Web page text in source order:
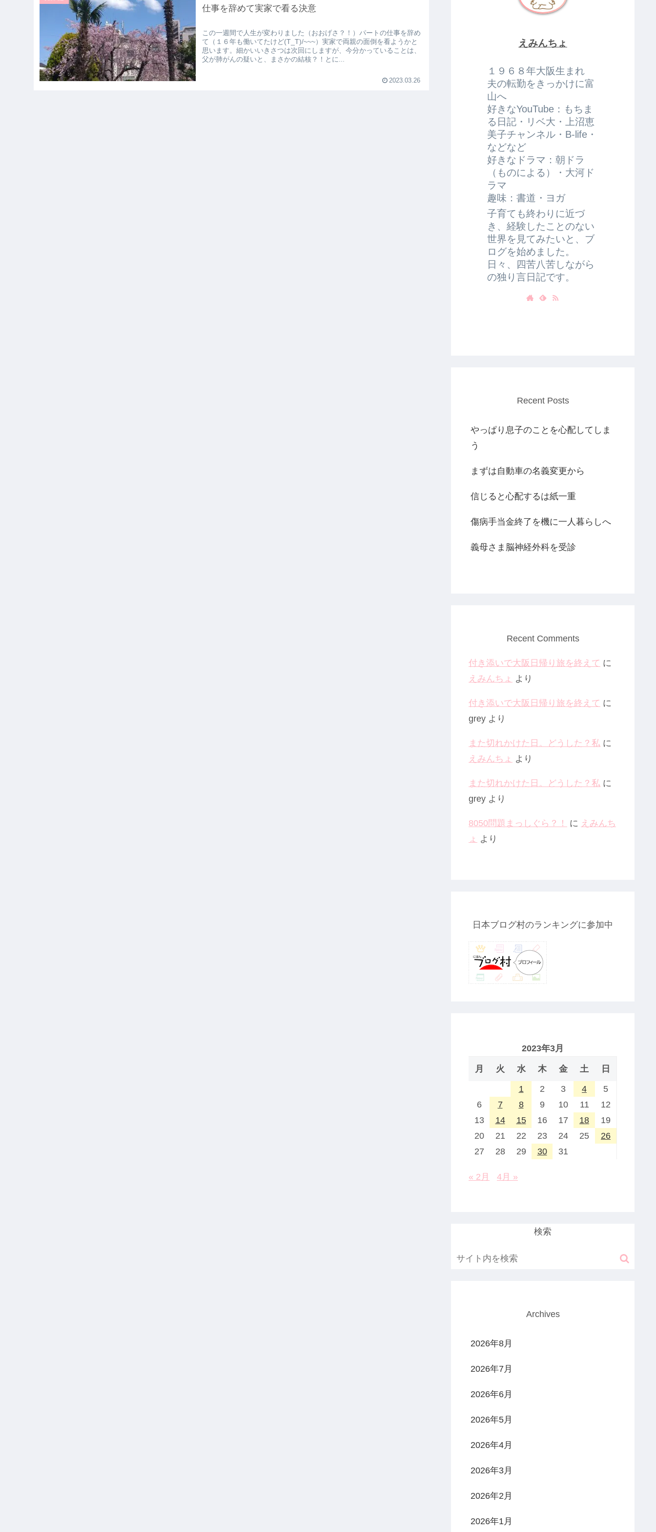
仕事を辞めて実家で看る決意
この一週間で人生が変わりました（おおげさ？！）パートの仕事を辞め
て（１６年も働いてたけど(T_T)/~~~）実家で両親の面倒を看ようかと
思います。細かいいきさつは次回にしますが、今分かっていることは、
父が肺がんの疑いと、まさかの結核？！とに...
2023.03.26
えみんちょ
１９６８年大阪生まれ
夫の転勤をきっかけに富
山へ
好きなYouTube：もちま
る日記・リベ大・上沼恵
美子チャンネル・B-life・
などなど
好きなドラマ：朝ドラ
（ものによる）・大河ド
ラマ
趣味：書道・ヨガ
子育ても終わりに近づ
き、経験したことのない
世界を見てみたいと、ブ
ログを始めました。
日々、四苦八苦しながら
の独り言日記です。
Recent Posts
やっぱり息子のことを心配してしま
う
まずは自動車の名義変更から
信じると心配するは紙一重
傷病手当金終了を機に一人暮らしへ
義母さま脳神経外科を受診
Recent Comments
付き添いで大阪日帰り旅を終えて に
えみんちょ より
付き添いで大阪日帰り旅を終えて に
grey より
また切れかけた日。どうした？私 に
えみんちょ より
また切れかけた日。どうした？私 に
grey より
8050問題まっしぐら？！ に えみんち
ょ より
日本ブログ村のランキングに参加中
2023年3月
月 火 水 木 金 土 日
1 2 3 4
5
6
7 8 9 10 11
12
13
14 15 16 17 18
19
20
21 22 23 24 25
26
27
28 29 30 31
« 2月 4月 »
検索
Archives
2026年8月
2026年7月
2026年6月
2026年5月
2026年4月
2026年3月
2026年2月
2026年1月